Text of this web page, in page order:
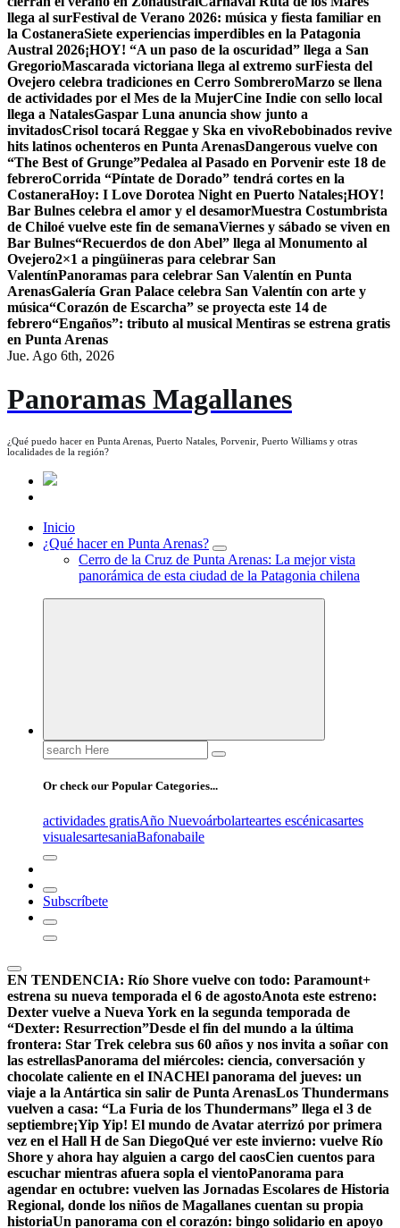
llega al surFestival de Verano 2026: música y fiesta familiar en
la CostaneraSiete experiencias imperdibles en la Patagonia
Austral 2026¡HOY! “A un paso de la oscuridad” llega a San
GregorioMascarada victoriana llega al extremo surFiesta del
Ovejero celebra tradiciones en Cerro SombreroMarzo se llena
de actividades por el Mes de la MujerCine Indie con sello local
llega a NatalesGaspar Luna anuncia show junto a
invitadosCrisol tocará Reggae y Ska en vivoRebobinados revive
hits latinos ochenteros en Punta ArenasDangerous vuelve con
“The Best of Grunge”Pedalea al Pasado en Porvenir este 18 de
febreroCorrida “Píntate de Dorado” tendrá cortes en la
CostaneraHoy: I Love Dorotea Night en Puerto Natales¡HOY!
Bar Bulnes celebra el amor y el desamorMuestra Costumbrista
de Chiloé vuelve este fin de semanaViernes y sábado se viven en
Bar Bulnes“Recuerdos de don Abel” llega al Monumento al
Ovejero2×1 a pingüineras para celebrar San
ValentínPanoramas para celebrar San Valentín en Punta
ArenasGalería Gran Palace celebra San Valentín con arte y
música“Corazón de Escarcha” se proyecta este 14 de
febrero“Engaños”: tributo al musical Mentiras se estrena gratis
en Punta Arenas
Jue. Ago 6th, 2026
Panoramas Magallanes
¿Qué puedo hacer en Punta Arenas, Puerto Natales, Porvenir, Puerto Williams y otras
localidades de la región?
Inicio
¿Qué hacer en Punta Arenas?
Cerro de la Cruz de Punta Arenas: La mejor vista
panorámica de esta ciudad de la Patagonia chilena
Search
for:
Or check our Popular Categories...
actividades gratisAño Nuevoárbolarteartes escénicasartes
visualesartesaniaBafonabaile
Subscríbete
EN TENDENCIA: Río Shore vuelve con todo: Paramount+
estrena su nueva temporada el 6 de agostoAnota este estreno:
Dexter vuelve a Nueva York en la segunda temporada de
“Dexter: Resurrection”Desde el fin del mundo a la última
frontera: Star Trek celebra sus 60 años y nos invita a soñar con
las estrellasPanorama del miércoles: ciencia, conversación y
chocolate caliente en el INACHEl panorama del jueves: un
viaje a la Antártica sin salir de Punta ArenasLos Thundermans
vuelven a casa: “La Furia de los Thundermans” llega el 3 de
septiembre¡Yip Yip! El mundo de Avatar aterrizó por primera
vez en el Hall H de San DiegoQué ver este invierno: vuelve Río
Shore y ahora hay alguien a cargo del caosCien cuentos para
escuchar mientras afuera sopla el vientoPanorama para
agendar en octubre: vuelven las Jornadas Escolares de Historia
Regional, donde los niños de Magallanes cuentan su propia
historiaUn panorama con el corazón: bingo solidario en apoyo